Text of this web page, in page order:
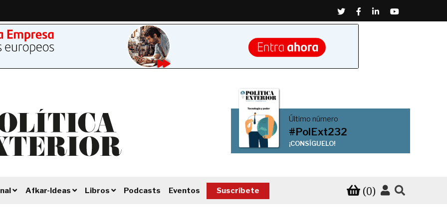
TwitterFacebook
LinkedinYoutube
Último número
#PolExt232
¡CONSÍGUELO!
Afkar-Ideas Libros Podcasts Eventos Suscríbete (0)